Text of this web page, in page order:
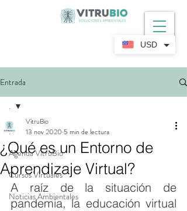
Entrada
.
Agenda VitruBio
Cursos Virtuales
Noticias Ambientales
.
¿Qué es un Entorno de
Aprendizaje Virtual?
VitruBio
13 nov 2020 5 min de lectura
A raíz de la situación de
pandemia, la educación virtual
USD